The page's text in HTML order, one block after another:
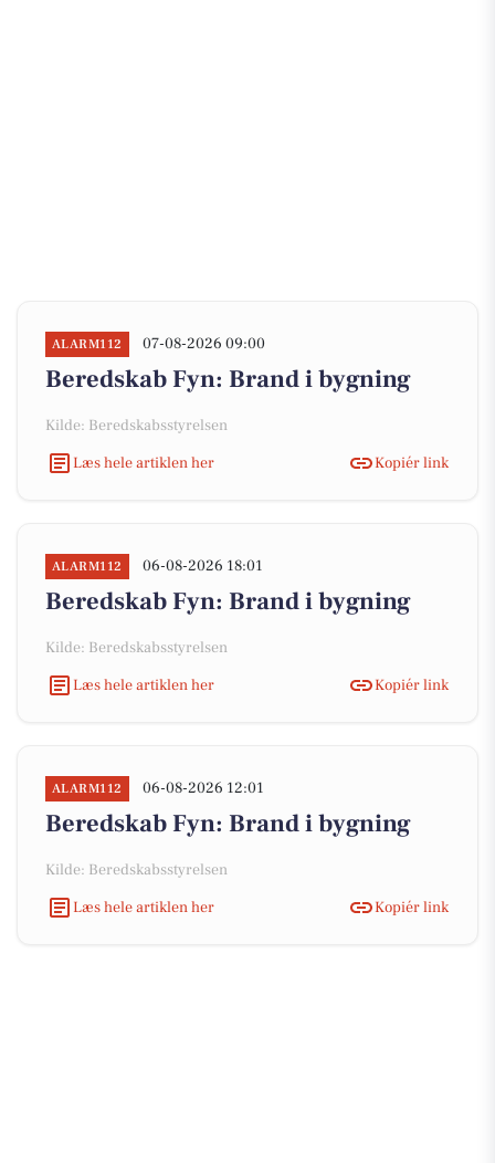
ALARM112 07-08-2026 09:00
Beredskab Fyn: Brand i bygning
Kilde: Beredskabsstyrelsen
Læs hele artiklen her
Kopiér link
ALARM112 06-08-2026 18:01
Beredskab Fyn: Brand i bygning
Kilde: Beredskabsstyrelsen
Læs hele artiklen her
Kopiér link
ALARM112 06-08-2026 12:01
Beredskab Fyn: Brand i bygning
Kilde: Beredskabsstyrelsen
Læs hele artiklen her
Kopiér link